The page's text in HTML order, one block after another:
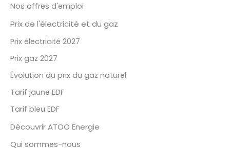
Nos offres d'emploi
Prix de l'électricité et du gaz
Prix électricité 2027
Prix gaz 2027
Évolution du prix du gaz naturel
Tarif jaune EDF
Tarif bleu EDF
Découvrir ATOO Energie
Qui sommes-nous